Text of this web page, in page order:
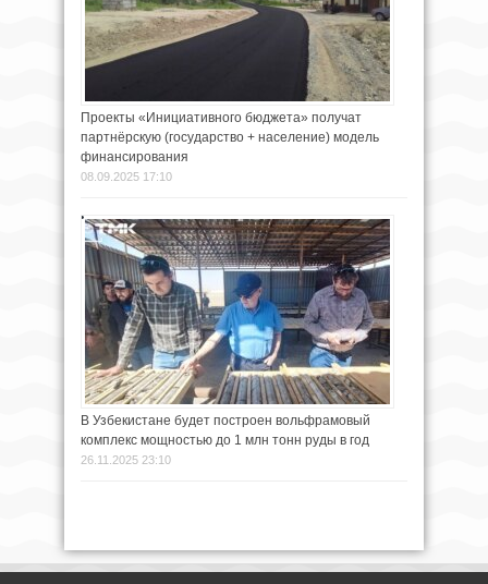
Проекты «Инициативного бюджета» получат
партнёрскую (государство + население) модель
финансирования
08.09.2025 17:10
В Узбекистане будет построен вольфрамовый
комплекс мощностью до 1 млн тонн руды в год
26.11.2025 23:10